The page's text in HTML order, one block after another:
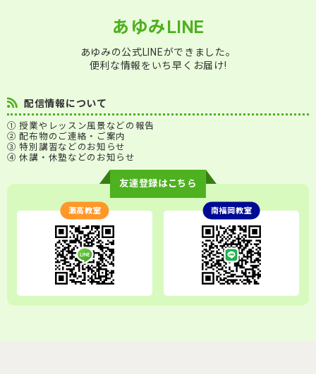
あゆみLINE
あゆみの公式LINEができました。
便利な情報をいち早くお届け!
配信情報について
① 授業やレッスン風景などの報告
② 配布物のご連絡・ご案内
③ 特別講習などのお知らせ
④ 休講・休塾などのお知らせ
友達登録はこちら
瀬高教室 南福岡教室